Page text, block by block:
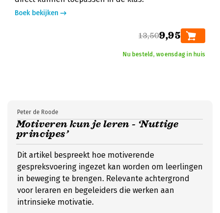
Boek bekijken
13,509,95
Nu besteld, woensdag in huis
Motiveren kun je leren - ‘Nuttige
principes’
Peter de Roode
Dit artikel bespreekt hoe motiverende
gespreksvoering ingezet kan worden om leerlingen
in beweging te brengen. Relevante achtergrond
voor leraren en begeleiders die werken aan
intrinsieke motivatie.